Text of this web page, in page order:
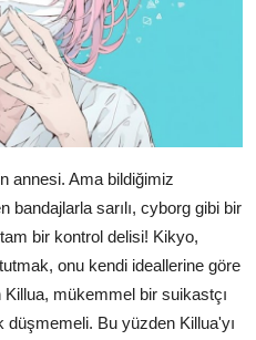
annesi. Ama bildiğimiz
bandajlarla sarılı, cyborg gibi bir
bir kontrol delisi! Kikyo,
onu kendi ideallerine göre
mükemmel bir suikastçı
düşmemeli. Bu yüzden Killua'yı